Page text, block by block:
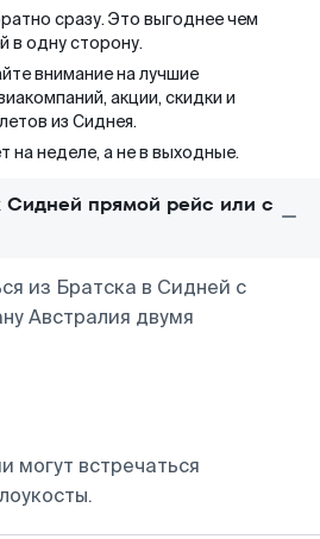
сразу. Это выгоднее чем
в одну сторону.
внимание на лучшие
акции, скидки и
из Сиднея.
на неделе, а не в выходные.
Сидней прямой рейс или с
из Братска в Сидней с
Австралия двумя
могут встречаться